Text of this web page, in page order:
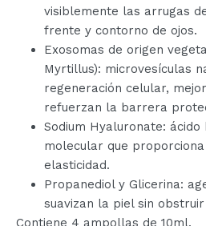
visiblemente las arrugas
frente y contorno de ojos.
Exosomas de origen
Myrtillus): microvesículas
regeneración celular,
refuerzan la barrera
Sodium Hyaluronate:
molecular que
elasticidad.
Propanediol y Glicerina:
suavizan la piel sin
Contiene 4 ampollas de 10ml.